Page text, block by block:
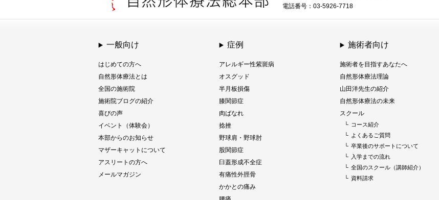
電話番号：03-5926-7718
一般向け
はじめての方へ
自然形体療法とは
全国の施術院
施術院ブログの紹介
喜びの声
イベント（体験会）
本部からのお知らせ
マザーキャットについて
アスリートの方へ
メールマガジン
症例
アレルギー性紫斑病
オスグッド
半月板損傷
膝関節症
肉ばなれ
捻挫
野球肩・野球肘
股関節症
臼蓋形成不全症
有痛性外脛骨
かかとの痛み
施術者向け
施術者を目指すあなたへ
自然形体療法理論
山田洋先生の紹介
自然形体療法の未来
スクール
└ コース紹介
└ よくあるご質問
└ 卒業後のサポートについて
└ 入学までの流れ
└ 全国のスクール（講師紹介）
└ 資料請求